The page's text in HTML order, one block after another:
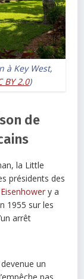
à Key West,
BY 2.0)
de
la Little
présidents des
y a
1955 sur les
arrêt
un
pas